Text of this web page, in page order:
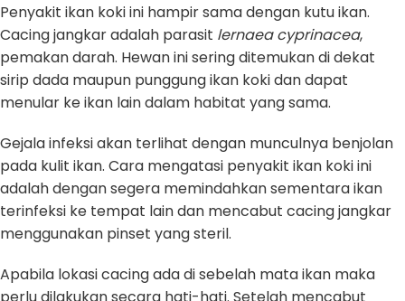
Penyakit ikan koki ini hampir sama dengan kutu ikan.
Cacing jangkar adalah parasit lernaea cyprinacea,
pemakan darah. Hewan ini sering ditemukan di dekat
sirip dada maupun punggung ikan koki dan dapat
menular ke ikan lain dalam habitat yang sama.
Gejala infeksi akan terlihat dengan munculnya benjolan
pada kulit ikan. Cara mengatasi penyakit ikan koki ini
adalah dengan segera memindahkan sementara ikan
terinfeksi ke tempat lain dan mencabut cacing jangkar
menggunakan pinset yang steril.
Apabila lokasi cacing ada di sebelah mata ikan maka
perlu dilakukan secara hati-hati. Setelah mencabut